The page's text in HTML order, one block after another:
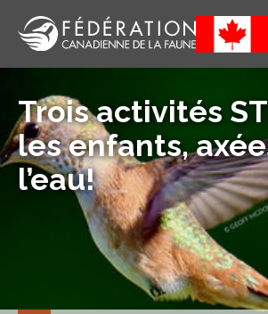
Trois activités
les enfants,
l’eau!